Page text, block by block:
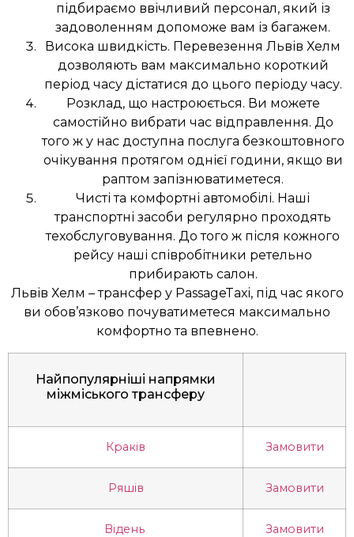
підбираємо ввічливий персонал, який із
задоволенням допоможе вам із багажем.
Висока швидкість. Перевезення Львів Хелм
дозволяють вам максимально короткий
період часу дістатися до цього періоду часу.
Розклад, що настроюється. Ви можете
самостійно вибрати час відправлення. До
того ж у нас доступна послуга безкоштовного
очікування протягом однієї години, якщо ви
раптом запізнюватиметеся.
Чисті та комфортні автомобілі. Наші
транспортні засоби регулярно проходять
техобслуговування. До того ж після кожного
рейсу наші співробітники ретельно
прибирають салон.
Львів Хелм – трансфер у PassageTaxi, під час якого
ви обов’язково почуватиметеся максимально
комфортно та впевнено.
Найпопулярніші напрямки
міжміського трансферу
Краків Замовити
Ряшів Замовити
Відень Замовити